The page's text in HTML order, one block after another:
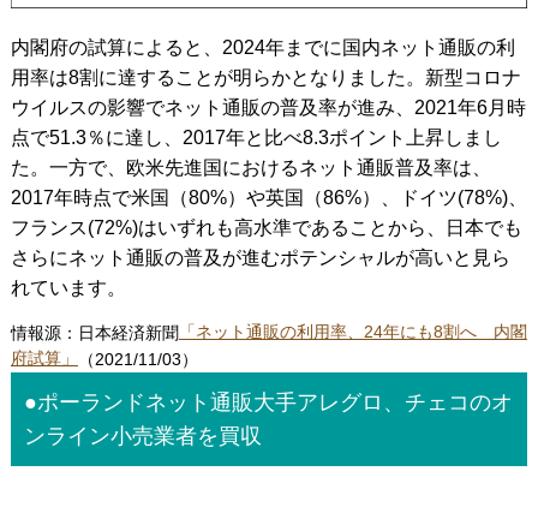
内閣府の試算によると、2024年までに国内ネット通販の利
用率は8割に達することが明らかとなりました。新型コロナ
ウイルスの影響でネット通販の普及率が進み、2021年6月時
点で51.3％に達し、2017年と比べ8.3ポイント上昇しまし
た。一方で、欧米先進国におけるネット通販普及率は、
2017年時点で米国（80%）や英国（86%）、ドイツ(78%)、
フランス(72%)はいずれも高水準であることから、日本でも
さらにネット通販の普及が進むポテンシャルが高いと見ら
れています。
情報源：日本経済新聞「ネット通販の利用率、24年にも8割へ 内閣
府試算」
（2021/11/03）
●ポーランドネット通販大手アレグロ、チェコのオ
ンライン小売業者を買収